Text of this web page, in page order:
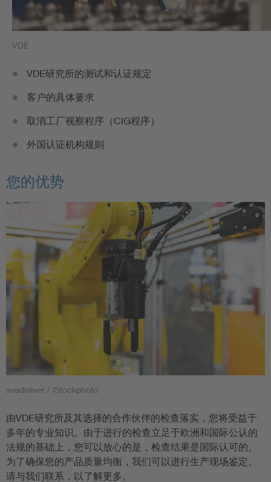
VDE
VDE研究所的测试和认证规定
客户的具体要求
取消工厂视察程序（CIG程序）
外国认证机构规则
您的优势
svedoliver / iStockphoto
由VDE研究所及其选择的合作伙伴的检查落实，您将受益于
多年的专业知识。由于进行的检查立足于欧洲和国际公认的
法规的基础上，您可以放心的是，检查结果是国际认可的。
为了确保您的产品质量均衡，我们可以进行生产现场鉴定。
请与我们联系，以了解更多。